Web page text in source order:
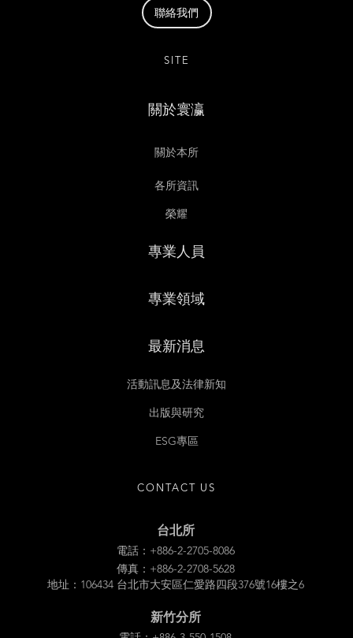
聯絡我們
SITE
關於寰瀛
關於本所
各所資訊
榮耀
專業人員
專業領域
最新消息
活動訊息及法律新知
出版與研究
ESG專區
CONTACT US
台北所
電話：+886-2-2705-8086
傳真：+886-2-2708-5628
地址：106434 台北市大安區仁愛路四段376號16樓之6
新竹分所